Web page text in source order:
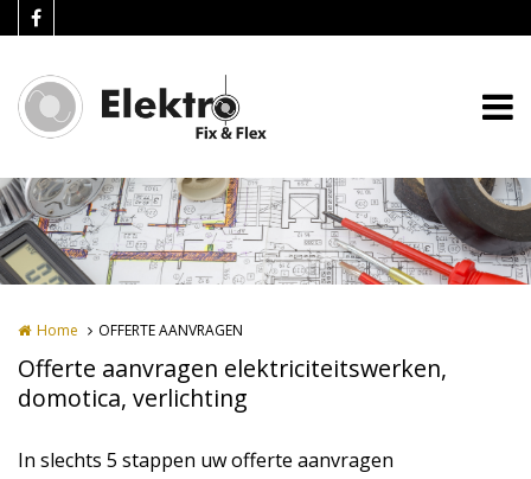
Overslaan en naar de inhoud gaan
Home OFFERTE AANVRAGEN
Offerte aanvragen elektriciteitswerken,
domotica, verlichting
In slechts 5 stappen uw offerte aanvragen